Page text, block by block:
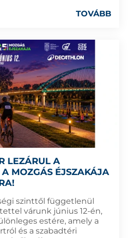
TOVÁBB
LEZÁRUL A
A MOZGÁS ÉJSZAKÁJA
szinttől függetlenül
várunk június 12-én,
estére, amely a
és a szabadtéri